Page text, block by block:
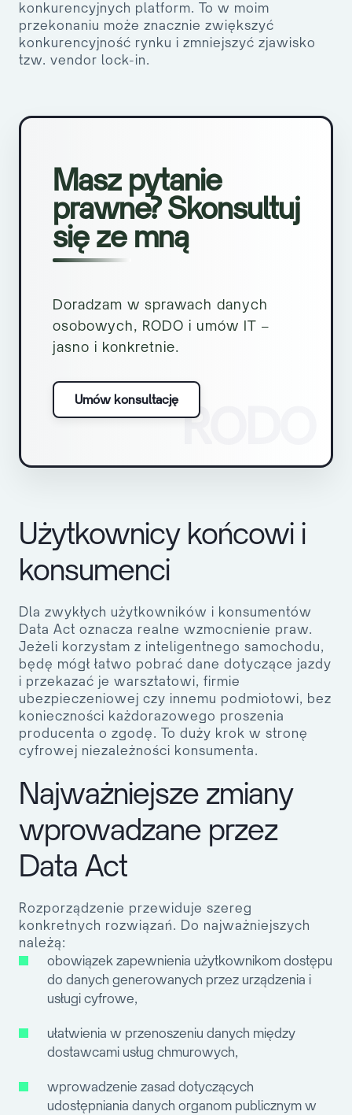
konkurencyjnych platform. To w moim
przekonaniu może znacznie zwiększyć
konkurencyjność rynku i zmniejszyć zjawisko
tzw. vendor lock-in.
RODO
Masz pytanie
prawne? Skonsultuj
się ze mną
Doradzam w sprawach danych
osobowych, RODO i umów IT –
jasno i konkretnie.
Umów konsultację
Użytkownicy końcowi i
konsumenci
Dla zwykłych użytkowników i konsumentów
Data Act oznacza realne wzmocnienie praw.
Jeżeli korzystam z inteligentnego samochodu,
będę mógł łatwo pobrać dane dotyczące jazdy
i przekazać je warsztatowi, firmie
ubezpieczeniowej czy innemu podmiotowi, bez
konieczności każdorazowego proszenia
producenta o zgodę. To duży krok w stronę
cyfrowej niezależności konsumenta.
Najważniejsze zmiany
wprowadzane przez
Data Act
Rozporządzenie przewiduje szereg
konkretnych rozwiązań. Do najważniejszych
należą:
obowiązek zapewnienia użytkownikom dostępu
do danych generowanych przez urządzenia i
usługi cyfrowe,
ułatwienia w przenoszeniu danych między
dostawcami usług chmurowych,
wprowadzenie zasad dotyczących
udostępniania danych organom publicznym w